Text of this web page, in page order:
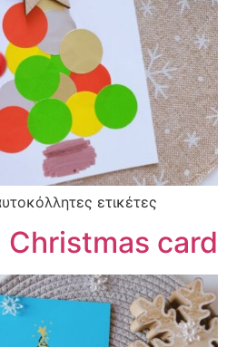
ετικέτες
card